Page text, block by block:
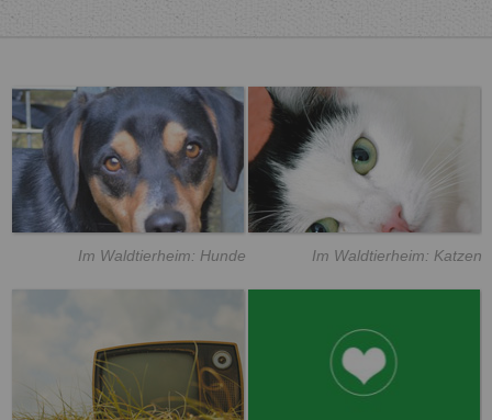
Im Waldtierheim: Hunde Im Waldtierheim: Katzen